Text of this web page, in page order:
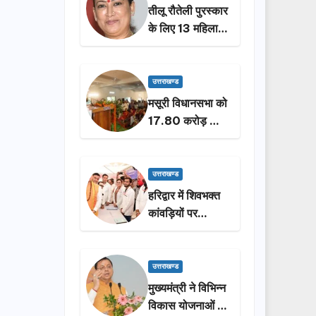
तीलू रौतेली पुरस्कार
के लिए 13 महिलाओं
का चयन, 35
कार्यकर्तियां भी होंगी
सम्मानित…
उत्तराखण्ड
मसूरी विधानसभा को
17.80 करोड़ की
विकास योजनाओं की
ने किया लोकार्पण-
शिलान्यास.
उत्तराखण्ड
हरिद्वार में शिवभक्त
कांवड़ियों पर
पुष्पवर्षा, मुख्यमंत्री
प्रक्षालन…
उत्तराखण्ड
मुख्यमंत्री ने विभिन्न
विकास योजनाओं के